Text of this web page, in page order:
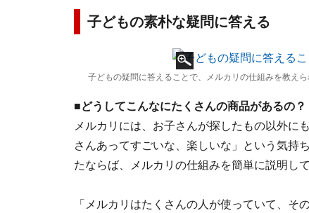
子どもの素朴な疑問に答える
子どもの疑問に答えることで、メルカリの仕組みを教えら
■どうしてこんなにたくさんの商品があるの？
メルカリには、お子さんが探したもの以外に
さんあってすごいな、楽しいな」という気持
たならば、メルカリの仕組みを簡単に説明し
「メルカリはたくさんの人が使っていて、